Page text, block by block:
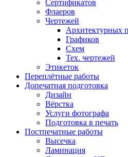
Сертификатов
Флаеров
Чертежей
Архитектурных
Графиков
Схем
Тех. чертежей
Этикеток
Переплётные работы
Допечатная подготовка
Дизайн
Вёрстка
Услуги фотографа
Подготовка в печать
Постпечатные работы
Высечка
Ламинация